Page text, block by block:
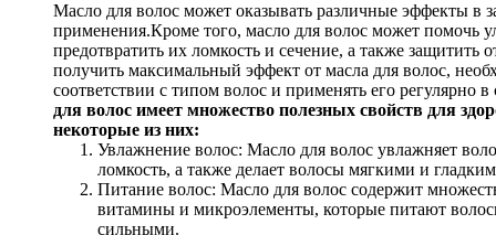
Масло для волос может оказывать различные эффекты в
применения.Кроме того, масло для волос может помочь
предотвратить их ломкость и сечение, а также
получить максимальный эффект от масла для волос,
соответствии с типом волос и применять его регулярно
для волос имеет множество полезных свойств для
некоторые из них:
Увлажнение волос: Масло для волос увлажняет
ломкость, а также делает волосы мягкими и
Питание волос: Масло для волос содержит
витамины и микроэлементы, которые питают
сильными.